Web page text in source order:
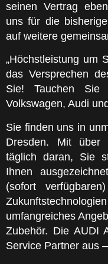
seinen Vertrag
uns für die
auf weitere
„Höchstleistung um
das Versprechen
Sie! Tauchen
Volkswagen, Audi
Sie finden uns in
Dresden. Mit über
täglich daran, Sie
Ihnen
(sofort
umfangreiches
Zubehör. Die AUDI
Service Partner aus